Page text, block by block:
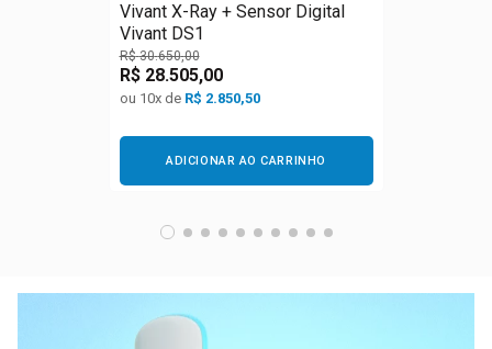
Elétrico e Peças de Mão
Vivant X-Ray + Sensor Digital
Vivant DS1
R$ 30.650,00
R$ 28.505,00
ou 10x de R$ 2.850,50
ADICIONAR AO CARRINHO